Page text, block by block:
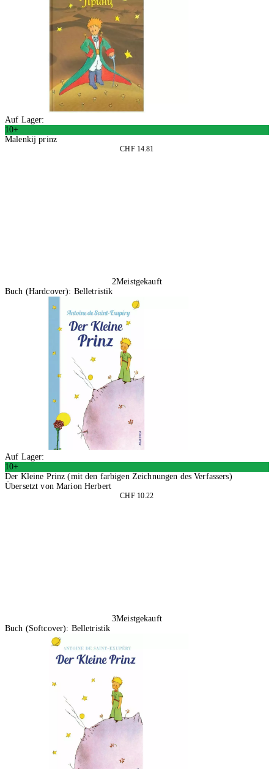
Auf Lager:
10+
Malenkij prinz
CHF 14.81
2Meistgekauft
Buch (Hardcover): Belletristik
Auf Lager:
10+
Der Kleine Prinz (mit den farbigen Zeichnungen des Verfassers)
Übersetzt von Marion Herbert
CHF 10.22
3Meistgekauft
Buch (Softcover): Belletristik